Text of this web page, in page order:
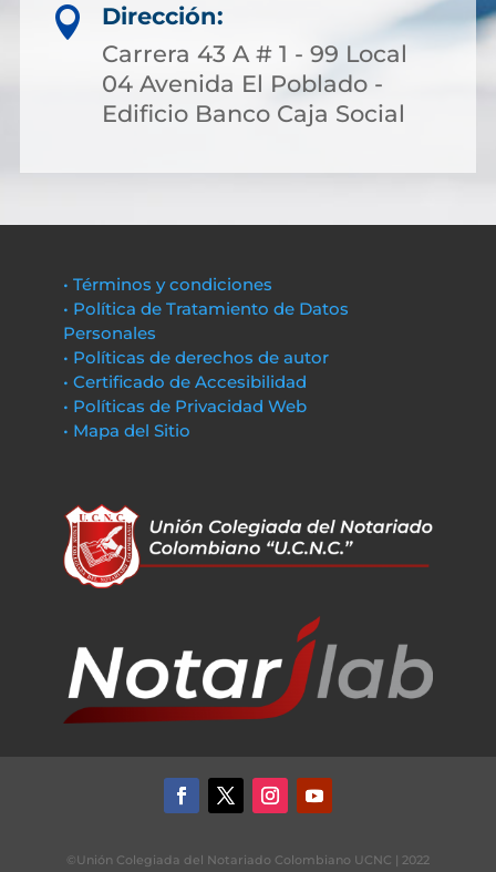

Dirección:
Carrera 43 A # 1 - 99 Local
04 Avenida El Poblado -
Edificio Banco Caja Social
• Términos y condiciones
• Política de Tratamiento de Datos
Personales
• Políticas de derechos de autor
• Certificado de Accesibilidad
• Políticas de Privacidad Web
• Mapa del Sitio
©Unión Colegiada del Notariado Colombiano UCNC | 2022